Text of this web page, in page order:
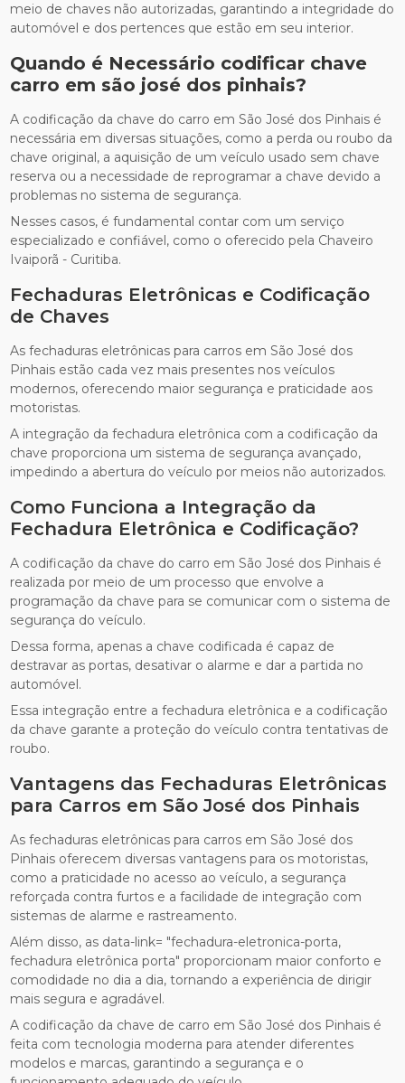
meio de chaves não autorizadas, garantindo a integridade do
automóvel e dos pertences que estão em seu interior.
Quando é Necessário codificar chave
carro em são josé dos pinhais?
A codificação da chave do carro em São José dos Pinhais é
necessária em diversas situações, como a perda ou roubo da
chave original, a aquisição de um veículo usado sem chave
reserva ou a necessidade de reprogramar a chave devido a
problemas no sistema de segurança.
Nesses casos, é fundamental contar com um serviço
especializado e confiável, como o oferecido pela Chaveiro
Ivaiporã - Curitiba.
Fechaduras Eletrônicas e Codificação
de Chaves
As fechaduras eletrônicas para carros em São José dos
Pinhais estão cada vez mais presentes nos veículos
modernos, oferecendo maior segurança e praticidade aos
motoristas.
A integração da fechadura eletrônica com a codificação da
chave proporciona um sistema de segurança avançado,
impedindo a abertura do veículo por meios não autorizados.
Como Funciona a Integração da
Fechadura Eletrônica e Codificação?
A codificação da chave do carro em São José dos Pinhais é
realizada por meio de um processo que envolve a
programação da chave para se comunicar com o sistema de
segurança do veículo.
Dessa forma, apenas a chave codificada é capaz de
destravar as portas, desativar o alarme e dar a partida no
automóvel.
Essa integração entre a fechadura eletrônica e a codificação
da chave garante a proteção do veículo contra tentativas de
roubo.
Vantagens das Fechaduras Eletrônicas
para Carros em São José dos Pinhais
As fechaduras eletrônicas para carros em São José dos
Pinhais oferecem diversas vantagens para os motoristas,
como a praticidade no acesso ao veículo, a segurança
reforçada contra furtos e a facilidade de integração com
sistemas de alarme e rastreamento.
Além disso, as data-link= "fechadura-eletronica-porta,
fechadura eletrônica porta" proporcionam maior conforto e
comodidade no dia a dia, tornando a experiência de dirigir
mais segura e agradável.
A codificação da chave de carro em São José dos Pinhais é
feita com tecnologia moderna para atender diferentes
modelos e marcas, garantindo a segurança e o